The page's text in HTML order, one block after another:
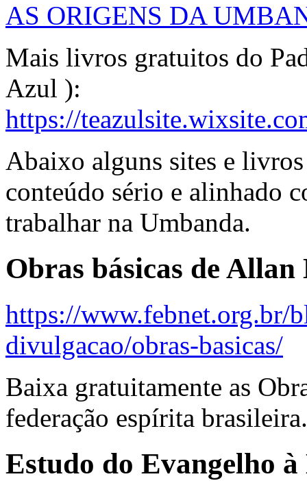
AS ORIGENS DA
Mais livros gratuitos do
Azul ):
https://
Abaixo alguns sites e
conteúdo sério e alinhado
trabalhar na Umbanda.
Obras básicas de Allan
https://www.febnet.org.br/
divulgacao/obras-basicas/
Baixa gratuitamente as
federação espírita brasileira.
Estudo do Evangelho